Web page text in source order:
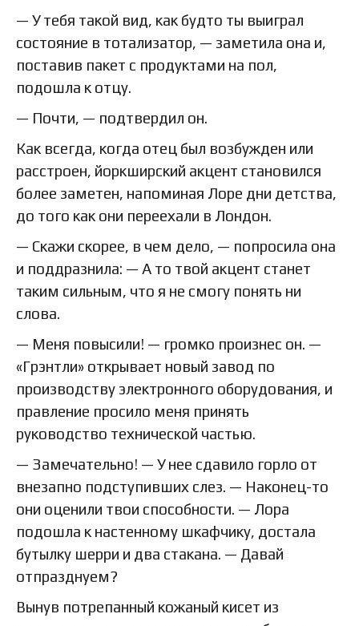
— У тебя такой вид, как будто ты выиграл
состояние в тотализатор, — заметила она и,
поставив пакет с продуктами на пол,
подошла к отцу.
— Почти, — подтвердил он.
Как всегда, когда отец был возбужден или
расстроен, йоркширский акцент становился
более заметен, напоминая Лоре дни детства,
до того как они переехали в Лондон.
— Скажи скорее, в чем дело, — попросила она
и поддразнила: — А то твой акцент станет
таким сильным, что я не смогу понять ни
слова.
— Меня повысили! — громко произнес он. —
«Грэнтли» открывает новый завод по
производству электронного оборудования, и
правление просило меня принять
руководство технической частью.
— Замечательно! — У нее сдавило горло от
внезапно подступивших слез. — Наконец-то
они оценили твои способности. — Лора
подошла к настенному шкафчику, достала
бутылку шерри и два стакана. — Давай
отпразднуем?
Вынув потрепанный кожаный кисет из